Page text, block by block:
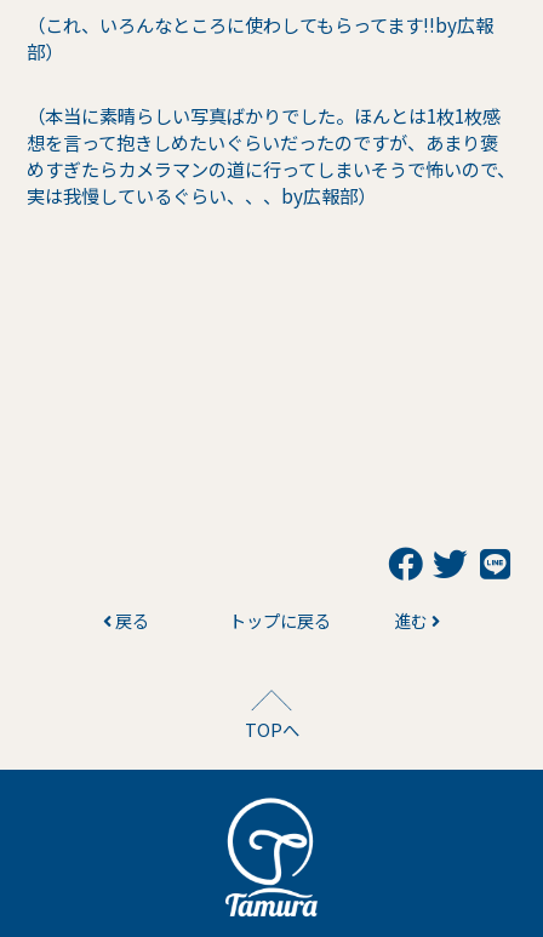
（これ、いろんなところに使わしてもらってます!!by広報
部）
（本当に素晴らしい写真ばかりでした。ほんとは1枚1枚感
想を言って抱きしめたいぐらいだったのですが、あまり褒
めすぎたらカメラマンの道に行ってしまいそうで怖いので、
実は我慢しているぐらい、、、by広報部）
戻る トップに戻る 進む
TOPへ